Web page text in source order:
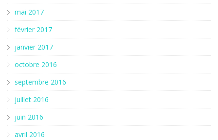
mai 2017
février 2017
janvier 2017
octobre 2016
septembre 2016
juillet 2016
juin 2016
avril 2016